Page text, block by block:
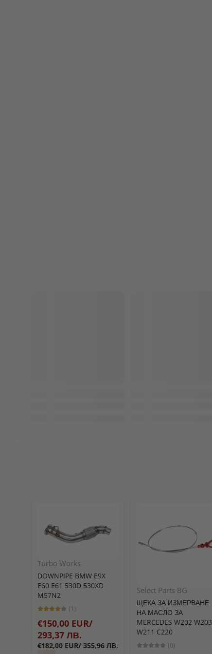
Turbo Works
DOWNPIPE BMW E9X
E60 E61 530D 530XD
M57N2
(1)
€150,00 EUR/
293,37 ЛВ.
€182,00 EUR/ 355,96 ЛВ.
Select Parts BG
ЩЕКА ЗА ИЗМЕРВАНЕ
НА МАСЛО ЗА
MERCEDES W202 W203
W211 C220
(0)